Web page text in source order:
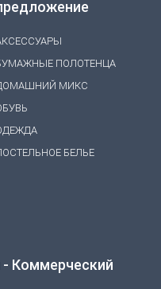
ПОЛОТЕНЦА
МИКС
БЕЛЬЕ
Коммерческий